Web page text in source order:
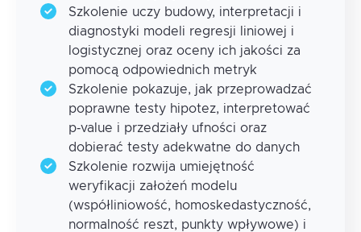
Szkolenie uczy budowy, interpretacji i
diagnostyki modeli regresji liniowej i
logistycznej oraz oceny ich jakości za
pomocą odpowiednich metryk
Szkolenie pokazuje, jak przeprowadzać
poprawne testy hipotez, interpretować
p‑value i przedziały ufności oraz
dobierać testy adekwatne do danych
Szkolenie rozwija umiejętność
weryfikacji założeń modelu
(współliniowość, homoskedastyczność,
normalność reszt, punkty wpływowe) i